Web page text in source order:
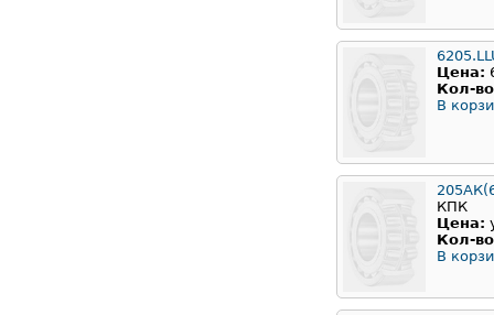
Цена:
Кол-
В
КПК
Цена:
Кол-
В